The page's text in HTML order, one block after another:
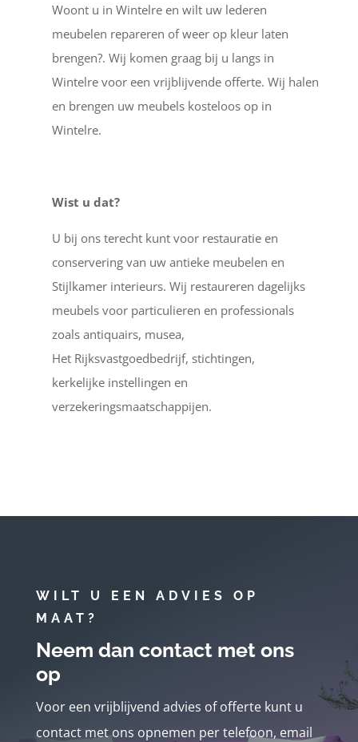
Woont u in Wintelre en wilt uw lederen
meubelen repareren of weer op kleur laten
brengen?. Wij komen graag bij u langs in
Wintelre voor een vrijblijvende offerte. Wij halen
en brengen uw meubels kosteloos op in
Wintelre.
Wist u dat?
U bij ons terecht kunt voor restauratie en
conservering van uw antieke meubelen en
Stijlkamer interieurs. Wij restaureren dagelijks
meubels voor particulieren en professionals
zoals antiquairs, musea,
Het Rijksvastgoedbedrijf, stichtingen,
kerkelijke instellingen en
verzekeringsmaatschappijen.
WILT U EEN ADVIES OP
MAAT?
Neem dan contact met ons
op
Voor een vrijblijvend advies of offerte kunt u
contact met ons opnemen per telefoon, email